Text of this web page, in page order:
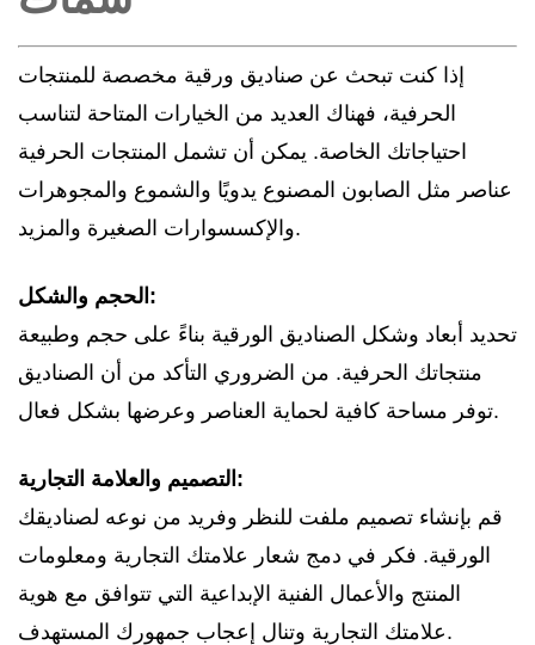
إذا كنت تبحث عن صناديق ورقية مخصصة للمنتجات
الحرفية، فهناك العديد من الخيارات المتاحة لتناسب
احتياجاتك الخاصة. يمكن أن تشمل المنتجات الحرفية
عناصر مثل الصابون المصنوع يدويًا والشموع والمجوهرات
والإكسسوارات الصغيرة والمزيد.
الحجم والشكل:
تحديد أبعاد وشكل الصناديق الورقية بناءً على حجم وطبيعة
منتجاتك الحرفية. من الضروري التأكد من أن الصناديق
توفر مساحة كافية لحماية العناصر وعرضها بشكل فعال.
التصميم والعلامة التجارية:
قم بإنشاء تصميم ملفت للنظر وفريد من نوعه لصناديقك
الورقية. فكر في دمج شعار علامتك التجارية ومعلومات
المنتج والأعمال الفنية الإبداعية التي تتوافق مع هوية
علامتك التجارية وتنال إعجاب جمهورك المستهدف.